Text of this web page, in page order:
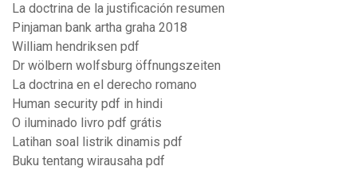
La doctrina de la justificación resumen
Pinjaman bank artha graha 2018
William hendriksen pdf
Dr wölbern wolfsburg öffnungszeiten
La doctrina en el derecho romano
Human security pdf in hindi
O iluminado livro pdf grátis
Latihan soal listrik dinamis pdf
Buku tentang wirausaha pdf